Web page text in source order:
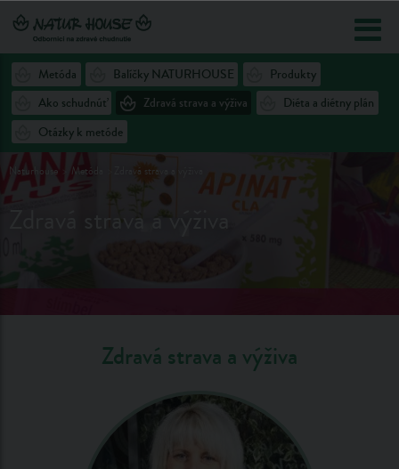
Metóda Balíčky NATURHOUSE
Produkty
Ako schudnúť
Zdravá strava a výživa
Diéta a diétny plán
Otázky k metóde
Naturhouse Metóda Zdravá strava a výživa
Zdravá strava a výživa
Zdravá strava a výživa